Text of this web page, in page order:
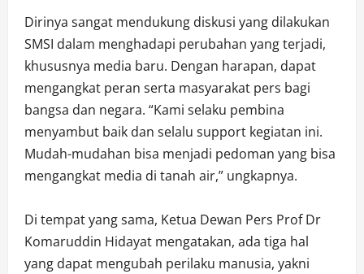
Dirinya sangat mendukung diskusi yang dilakukan
SMSI dalam menghadapi perubahan yang terjadi,
khususnya media baru. Dengan harapan, dapat
mengangkat peran serta masyarakat pers bagi
bangsa dan negara. “Kami selaku pembina
menyambut baik dan selalu support kegiatan ini.
Mudah-mudahan bisa menjadi pedoman yang bisa
mengangkat media di tanah air,” ungkapnya.
Di tempat yang sama, Ketua Dewan Pers Prof Dr
Komaruddin Hidayat mengatakan, ada tiga hal
yang dapat mengubah perilaku manusia, yakni